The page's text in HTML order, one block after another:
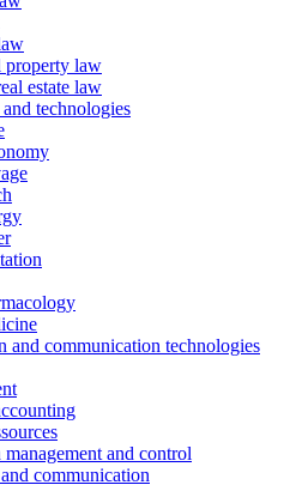
property law
estate law
technologies
and communication technologies
and control
communication